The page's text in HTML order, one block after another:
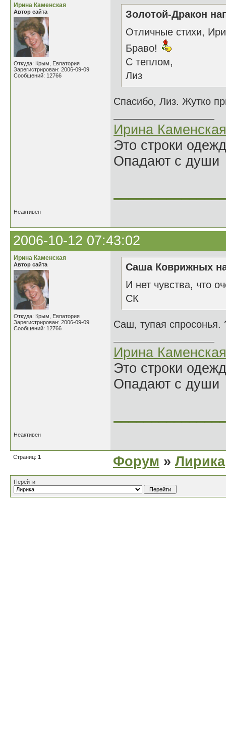
Ирина Каменская
Автор сайта
Откуда: Крым, Евпатория
Зарегистрирован: 2006-09-09
Сообщений: 12766
Золотой-Дракон
Отличные стихи,
Браво!
С теплом,
Лиз
Спасибо, Лиз. Жутко
Ирина Каменская
Это строки
Опадают с души
Неактивен
2006-10-12 07:43:02
Ирина Каменская
Автор сайта
Откуда: Крым, Евпатория
Зарегистрирован: 2006-09-09
Сообщений: 12766
Саша Коврижных
И нет чувства, что
СК
Саш, тупая спросонья.
Ирина Каменская
Это строки
Опадают с души
Неактивен
Страниц: 1 Форум » Лирика
Перейти